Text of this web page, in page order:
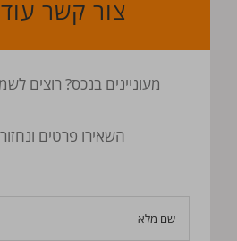
צור קשר
מעוניינים בנכס? רוצים
השאירו פרטים